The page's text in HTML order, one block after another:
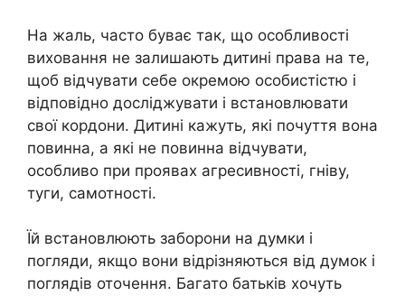
На жаль, часто буває так, що особливості
виховання не залишають дитині права на те,
щоб відчувати себе окремою особистістю і
відповідно досліджувати і встановлювати
свої кордони. Дитині кажуть, які почуття вона
повинна, а які не повинна відчувати,
особливо при проявах агресивності, гніву,
туги, самотності.
Їй встановлюють заборони на думки і
погляди, якщо вони відрізняються від думок і
поглядів оточення. Багато батьків хочуть